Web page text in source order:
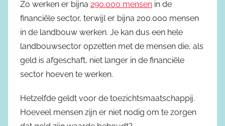
Zo werken er bijna 290.000 mensen in de
financiële sector, terwijl er bijna 200.000 mensen
in de landbouw werken. Je kan dus een hele
landbouwsector opzetten met de mensen die, als
geld is afgeschaft, niet langer in de financiële
sector hoeven te werken.
Hetzelfde geldt voor de toezichtsmaatschappij.
Hoeveel mensen zijn er niet nodig om te zorgen